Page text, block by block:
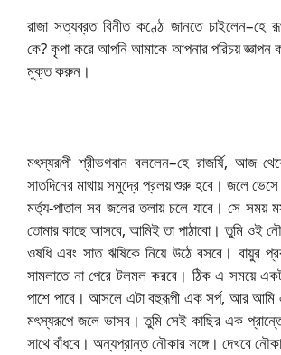
রাজা সত্যব্রত বিনীত কণ্ঠে জানতে চাইলেন–হে
কে? কৃপা করে আপনি আমাকে আপনার পরিচয় জ্ঞাপন
মুক্ত করুন।
মৎস্যরূপী শ্রীভগবান বললেন–হে রাজর্ষি, আজ
সাতদিনের মাথায় সমুদ্রে প্রলয় শুরু হবে। জলে ভেসে
মর্ত্য-পাতাল সব জলের তলায় চলে যাবে। সে সময়
তোমার কাছে আসবে, আমিই তা পাঠাবো। তুমি ওই
ওষধি এবং সাত ঋষিকে নিয়ে উঠে বসবে। বায়ুর
সামলাতে না পেরে টলমল করবে। ঠিক এ সময়ে
পাশে পাবে। আসলে এটা বহুরূপী এক সর্প, আর আমি
মৎস্যরূপে জলে ভাসব। তুমি সেই কাছির এক
সাথে বাঁধবে। অন্যপ্রান্ত নৌকার সঙ্গে। দেখবে